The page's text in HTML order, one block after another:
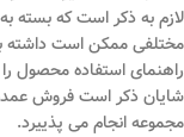
لازم به ذکر است که بسته
مختلفی ممکن است داشته
راهنمای استفاده محصول
شایان ذکر است فروش
مجموعه انجام می پذییرد.